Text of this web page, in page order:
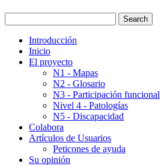
Introducción
Inicio
El proyecto
N1 - Mapas
N2 - Glosario
N3 - Participación funcional
Nivel 4 - Patologías
N5 - Discapacidad
Colabora
Artículos de Usuarios
Peticones de ayuda
Su opinión